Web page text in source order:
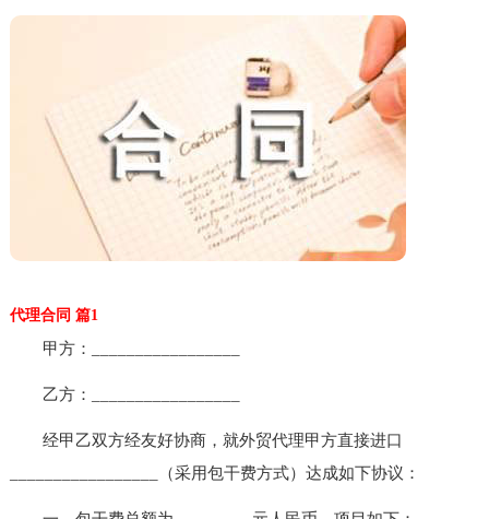
代理合同 篇1
甲方：_________________
乙方：_________________
经甲乙双方经友好协商，就外贸代理甲方直接进口
_________________（采用包干费方式）达成如下协议：